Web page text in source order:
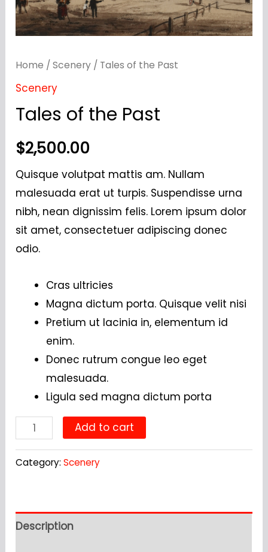
Home /Scenery / Tales of the Past
Scenery
Tales of the Past
$2,500.00
Quisque volutpat mattis am. Nullam
malesuada erat ut turpis. Suspendisse urna
nibh, nean dignissim felis. Lorem ipsum dolor
sit amet, consectetuer adipiscing donec
odio.
Cras ultricies
Magna dictum porta. Quisque velit nisi
Pretium ut lacinia in, elementum id
enim.
Donec rutrum congue leo eget
malesuada.
Ligula sed magna dictum porta
Tales
of
the
Add to cart
Category:Scenery
Description